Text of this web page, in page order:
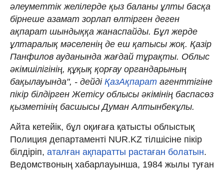
әлеуметтік желілерде қыз баланы ұлты басқа
бірнеше азамат зорлап өлтірген деген
ақпарат шындыққа жанаспайды. Бұл жерде
ұлтаралық мәселенің де еш қатысы жоқ. Қазір
Панфилов ауданында жағдай тұрақты. Облыс
әкімшілігінің, құқық қорғау органдарының
бақылауында", - дейді ҚазАқпарат агенттігіне
пікір білдірген Жетісу облысы әкімінің баспасөз
қызметінің басшысы Думан Алтынбекұлы.
Айта кетейік, бұл оқиғаға қатысты облыстық
Полиция департаменті NUR.KZ тілшісіне пікір
білдіріп, аталған ақпаратты растаған болатын.
Ведомствоның хабарлауынша, 1984 жылы туған